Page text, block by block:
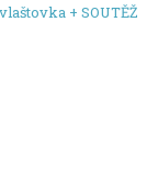
+ SOUTĚŽ